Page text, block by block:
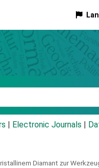
Electronic Journals
Diamant zur